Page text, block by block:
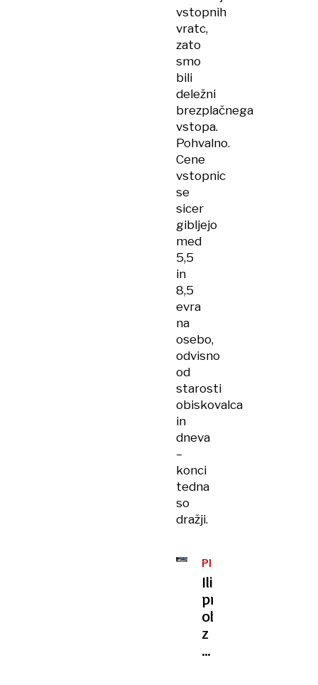
vstopnih
vratc,
zato
smo
bili
deležni
brezplačnega
vstopa.
Pohvalno.
Cene
vstopnic
se
sicer
gibljejo
med
5,5
in
8,5
evra
na
osebo,
odvisno
od
starosti
obiskovalca
in
dneva
–
konci
tedna
so
dražji.
PISMA
BRALCEV
Ilirija,
objekt
z
vprašljivo